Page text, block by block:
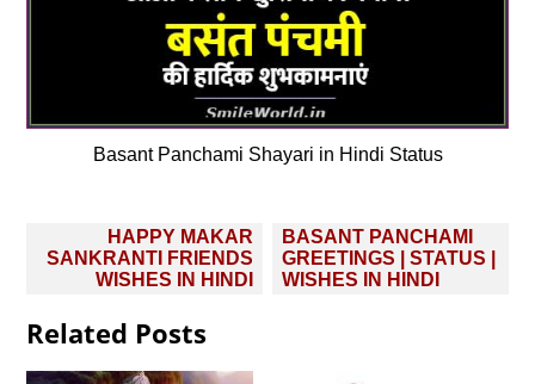
Basant Panchami Shayari in Hindi Status
navigation
HAPPY MAKAR
SANKRANTI FRIENDS
WISHES IN HINDI
BASANT PANCHAMI
GREETINGS | STATUS |
WISHES IN HINDI
Related Posts